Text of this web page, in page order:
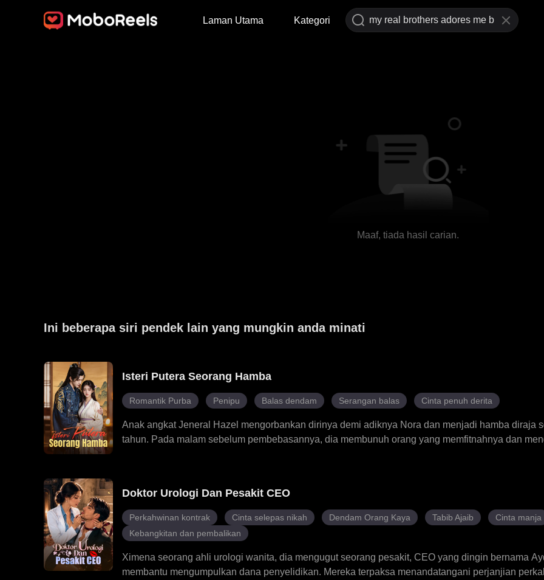
Laman Utama Kategori
Maaf, tiada hasil carian.
Ini beberapa siri pendek lain yang mungkin anda minati
Isteri Putera Seorang Hamba
Romantik Purba Penipu Balas dendam Serangan balas Cinta penuh derita
Anak angkat Jeneral Hazel mengorbankan dirinya demi adiknya Nora dan menjadi hamba diraja
tahun. Pada malam sebelum pembebasannya, dia membunuh orang yang memfitnahnya dan
mengetahui bahawa dia pewaris sah yang sebenar keluarga itu. Hazel membalas dendam
yang mengkhianatinya, melindungi neneknya, membongkar rahsia besar di sebalik asal-usul
cinta dengan Matthew. Bersama-sama, mereka menumbangkan dalang di sebalik semua itu dan
menemui kebahagiaan sejati.
Doktor Urologi Dan Pesakit CEO
Perkahwinan kontrak Cinta selepas nikah Dendam Orang Kaya Tabib Ajaib
Cinta manja
Kebangkitan dan pembalikan
Ximena seorang ahli urologi wanita, dia mengugut seorang pesakit, CEO yang dingin bernama
membantu mengumpulkan dana penyelidikan. Mereka terpaksa menandatangani perjanjian